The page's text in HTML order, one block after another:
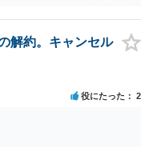
解約。キャンセル
役にたった 2